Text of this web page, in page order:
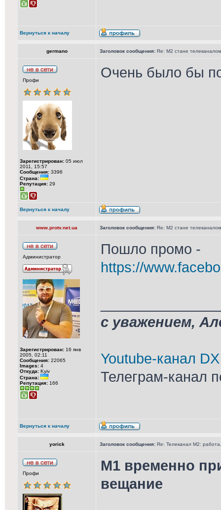
Вернуться к началу
germano Заголовок сообщения: Re: М2 стане телеканалом
Профи
Зарегистрирован: 05 июл
2011, 15:57
Сообщения: 3396
Страна:
Репутация: 29
Очень было бы
Вернуться к началу
www.protv.net.ua Заголовок сообщения: Re: М2 стане телеканалом
Администратор
Зарегистрирован: 16 янв
2005, 02:11
Сообщения: 22065
Images: 4
Откуда: Kyiv
Страна:
Репутация: 166
Пошло промо -
https://
с уважением,
Youtube-канал
Телеграм-канал
Вернуться к началу
yorick Заголовок сообщения: Re: Телеканал М2:
Профи
М1 временно
вещание